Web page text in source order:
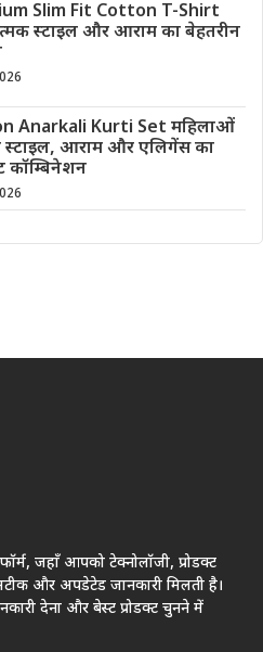
Slim Fit Cotton T-Shirt
स्टाइल और आराम का बेहतरीन
Anarkali Kurti Set महिलाओं
आराम और एलिगेंस का
कॉम्बिनेशन
जहाँ आपको टेक्नोलॉजी, प्रोडक्ट
और अपडेटेड जानकारी मिलती है।
देना और बेस्ट प्रोडक्ट चुनने में